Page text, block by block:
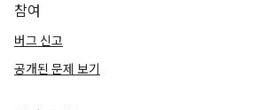
참여
버그 신고
공개된 문제 보기